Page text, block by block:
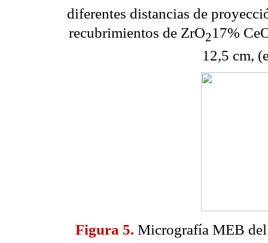
diferentes distancias de
recubrimientos de ZrO217%
12,5 cm,
Figura 5. Micrografía MEB